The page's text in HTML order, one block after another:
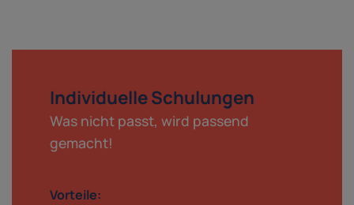
Individuelle Schulungen
Was nicht passt, wird passend
gemacht!
Vorteile: